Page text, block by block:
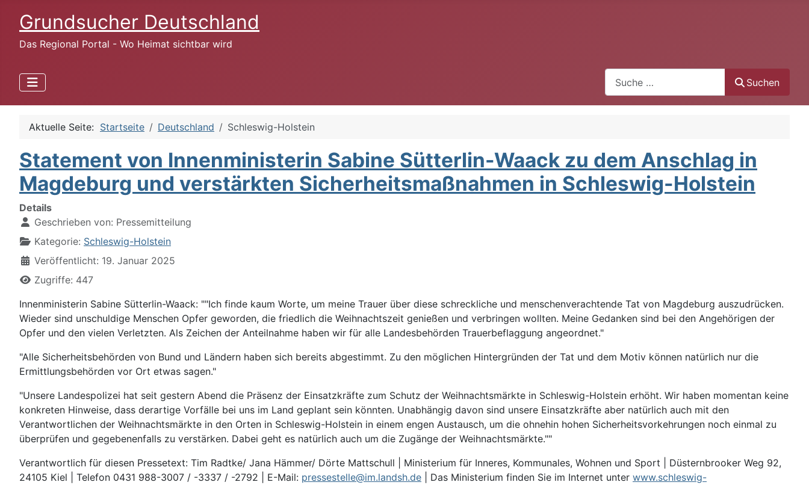
Grundsucher Deutschland
Das Regional Portal - Wo Heimat sichtbar wird
Suchen
Aktuelle Seite: Startseite Deutschland Schleswig-Holstein
Statement von Innenministerin Sabine Sütterlin-Waack zu dem Anschlag in
Magdeburg und verstärkten Sicherheitsmaßnahmen in Schleswig-Holstein
Details
Geschrieben von: Pressemitteilung
Kategorie: Schleswig-Holstein
Veröffentlicht: 19. Januar 2025
Zugriffe: 447
Innenministerin Sabine Sütterlin-Waack: " Ich finde kaum Worte, um meine Trauer über diese schreckliche und menschenverachtende Tat von Magdeburg auszudrücken.
Wieder sind unschuldige Menschen Opfer geworden, die friedlich die Weihnachtszeit genießen und verbringen wollten. Meine Gedanken sind bei den Angehörigen der
Opfer und den vielen Verletzten. Als Zeichen der Anteilnahme haben wir für alle Landesbehörden Trauerbeflaggung angeordnet.
Alle Sicherheitsbehörden von Bund und Ländern haben sich bereits abgestimmt. Zu den möglichen Hintergründen der Tat und dem Motiv können natürlich nur die
Ermittlungsbehörden vor Ort etwas sagen.
Unsere Landespolizei hat seit gestern Abend die Präsenz der Einsatzkräfte zum Schutz der Weihnachtsmärkte in Schleswig-Holstein erhöht. Wir haben momentan keine
konkreten Hinweise, dass derartige Vorfälle bei uns im Land geplant sein könnten. Unabhängig davon sind unsere Einsatzkräfte aber natürlich auch mit den
Verantwortlichen der Weihnachtsmärkte in den Orten in Schleswig-Holstein in einem engen Austausch, um die ohnehin hohen Sicherheitsvorkehrungen noch einmal zu
überprüfen und gegebenenfalls zu verstärken. Dabei geht es natürlich auch um die Zugänge der Weihnachtsmärkte. "
Verantwortlich für diesen Pressetext: Tim Radtke/ Jana Hämmer/ Dörte Mattschull | Ministerium für Inneres, Kommunales, Wohnen und Sport | Düsternbrooker Weg 92,
24105 Kiel | Telefon 0431 988-3007 / -3337 / -2792 | E-Mail: pressestelle@im.landsh.de | Das Ministerium finden Sie im Internet unter www.schleswig-